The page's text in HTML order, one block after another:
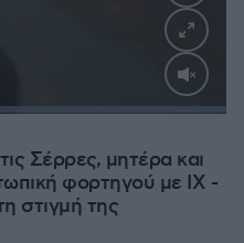
:
Σέρρες, μητέρα και
φορτηγού με ΙΧ -
στιγμή της